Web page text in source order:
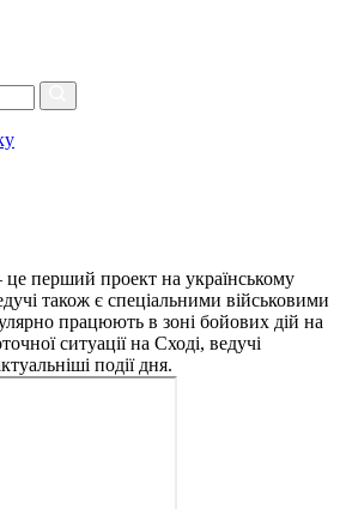
перший проект на українському
також є спеціальними військовими
працюють в зоні бойових дій на
ситуації на Сході, ведучі
події дня.